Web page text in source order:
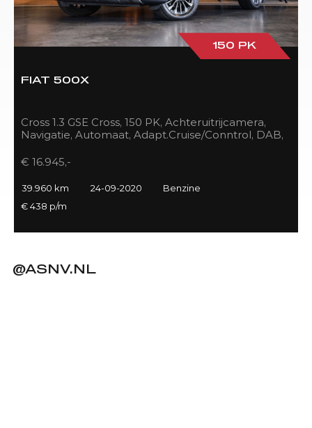
150 PK
FIAT 500X
Cross 1.3 GSE Cross, 150 PK, Achteruitrijcamera,
Navigatie, Automaat, Adapt.Cruise/Conntrol, DAB,
€ 16.945,-
39.960 km 24-09-2020
Benzine
€ 438 p/m
@ASNV.NL